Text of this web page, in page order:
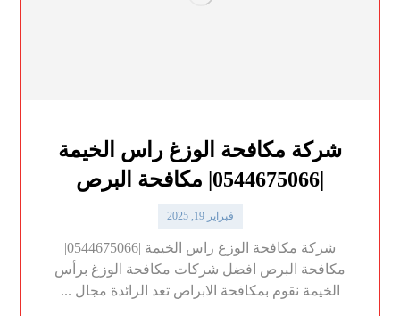
شركة مكافحة الوزغ راس الخيمة
فبراير 19, 2025
شركة مكافحة الوزغ راس الخيمة |0544675066|
مكافحة البرص افضل شركات مكافحة الوزغ برأس
الخيمة نقوم بمكافحة الابراص تعد الرائدة مجال ...